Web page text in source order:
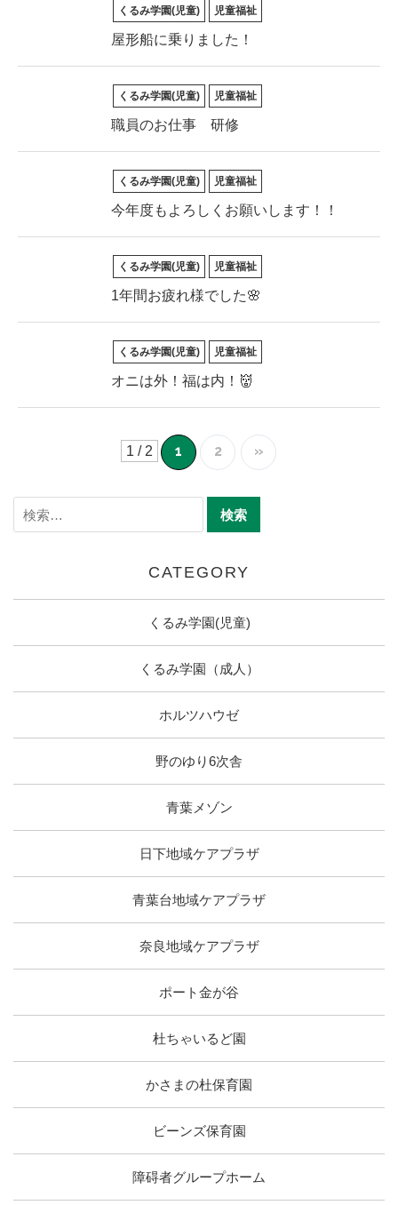
くるみ学園(児童) 児童福祉
屋形船に乗りました！
くるみ学園(児童) 児童福祉
職員のお仕事 研修
くるみ学園(児童) 児童福祉
今年度もよろしくお願いします！！
くるみ学園(児童) 児童福祉
1年間お疲れ様でした🌸
くるみ学園(児童) 児童福祉
オニは外！福は内！👹
1 / 2 1 2 »
CATEGORY
くるみ学園(児童)
くるみ学園（成人）
ホルツハウゼ
野のゆり6次舎
青葉メゾン
日下地域ケアプラザ
青葉台地域ケアプラザ
奈良地域ケアプラザ
ポート金が谷
杜ちゃいるど園
かさまの杜保育園
ビーンズ保育園
障碍者グループホーム